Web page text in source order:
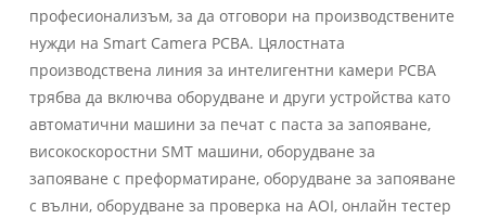
професионализъм, за да отговори на производствените
нужди на Smart Camera PCBA. Цялостната
производствена линия за интелигентни камери PCBA
трябва да включва оборудване и други устройства като
автоматични машини за печат с паста за запояване,
високоскоростни SMT машини, оборудване за
запояване с преформатиране, оборудване за запояване
с вълни, оборудване за проверка на AOI, онлайн тестер